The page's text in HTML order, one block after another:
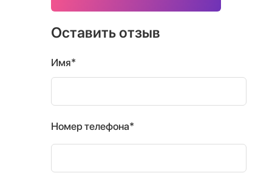
Оставить отзыв
Имя*
Номер телефона*